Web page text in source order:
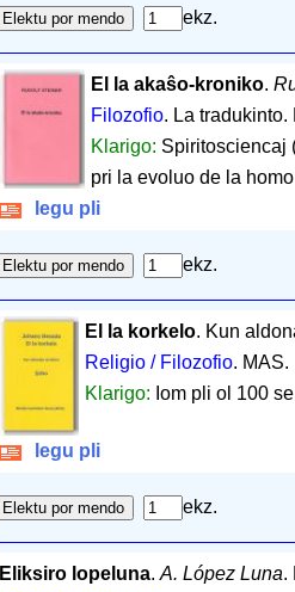
ekz.
El la akaŝo-kroniko.
Filozofio. La
Klarigo: Spiritosciencaj
pri la evoluo de la
legu pli
ekz.
El la korkelo. Kun
Religio / Filozofio.
Klarigo: Iom pli ol 100
legu pli
ekz.
Eliksiro lopeluna. A. López Luna.